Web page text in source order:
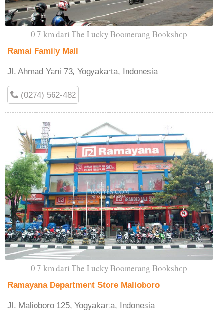
0.7 km dari The Lucky Boomerang Bookshop
Ramai Family Mall
Jl. Ahmad Yani 73, Yogyakarta, Indonesia
(0274) 562-482
0.7 km dari The Lucky Boomerang Bookshop
Ramayana Department Store Malioboro
Jl. Malioboro 125, Yogyakarta, Indonesia